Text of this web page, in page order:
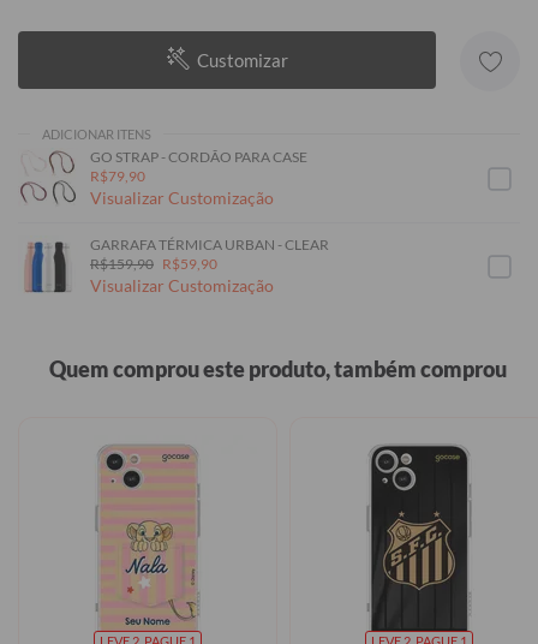
Customizar
ADICIONAR ITENS
GO STRAP - CORDÃO PARA CASE
R$79,90
Visualizar Customização
GARRAFA TÉRMICA URBAN - CLEAR
R$159,90 R$59,90
Visualizar Customização
Quem comprou este produto, também comprou